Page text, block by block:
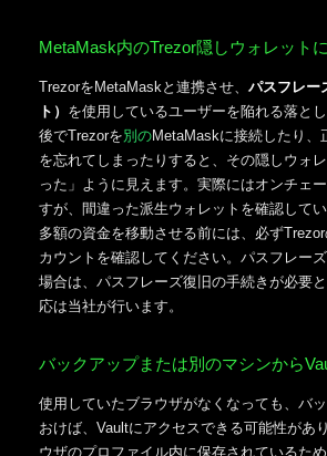
MetaMask内のTrezor隠しウォレット
TrezorをMetaMaskと連携させ、 パスフレー
ト） を使用しているユーザーを陥れる落と
後でTrezorを別のMetaMaskに接続したり、
を忘れてしまったりすると、その隠しウォ
った」ように見えます。実際にはオンチェ
すが、間違った派生ウォレットを確認してい
多額の資金を移動させる前には、必ず
カウントを確認してください。パスフレー
場合は、パスフレーズ復旧の手続きが必要
応は当社が行います。
バックアップまたは別のマシンから
使用していたブラウザがなくなっても、バ
おけば、Vaultにアクセスできる可能性があ
ウザのプロファイル内に保存されているた